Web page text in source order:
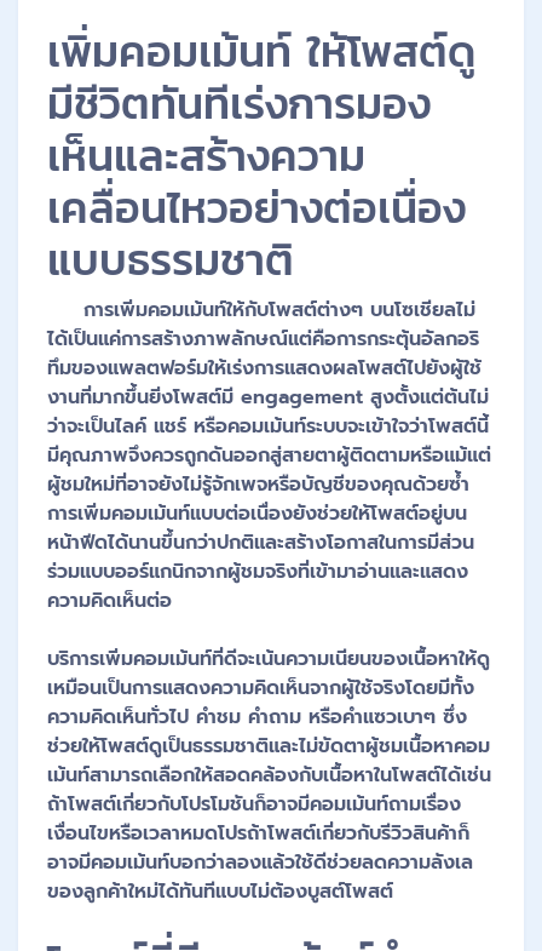
เพิ่มคอมเม้นท์ ให้โพสต์ดู
มีชีวิตทันทีเร่งการมอง
เห็นและสร้างความ
เคลื่อนไหวอย่างต่อเนื่อง
แบบธรรมชาติ
การเพิ่มคอมเม้นท์ให้กับโพสต์ต่างๆ บนโซเชียลไม่
ได้เป็นแค่การสร้างภาพลักษณ์แต่คือการกระตุ้นอัลกอริ
ทึมของแพลตฟอร์มให้เร่งการแสดงผลโพสต์ไปยังผู้ใช้
งานที่มากขึ้นยิ่งโพสต์มี engagement สูงตั้งแต่ต้นไม่
ว่าจะเป็นไลค์ แชร์ หรือคอมเม้นท์ระบบจะเข้าใจว่าโพสต์นี้
มีคุณภาพจึงควรถูกดันออกสู่สายตาผู้ติดตามหรือแม้แต่
ผู้ชมใหม่ที่อาจยังไม่รู้จักเพจหรือบัญชีของคุณด้วยซ้ำ
การเพิ่มคอมเม้นท์แบบต่อเนื่องยังช่วยให้โพสต์อยู่บน
หน้าฟีดได้นานขึ้นกว่าปกติและสร้างโอกาสในการมีส่วน
ร่วมแบบออร์แกนิกจากผู้ชมจริงที่เข้ามาอ่านและแสดง
ความคิดเห็นต่อ
บริการเพิ่มคอมเม้นท์ที่ดีจะเน้นความเนียนของเนื้อหาให้ดู
เหมือนเป็นการแสดงความคิดเห็นจากผู้ใช้จริงโดยมีทั้ง
ความคิดเห็นทั่วไป คำชม คำถาม หรือคำแซวเบาๆ ซึ่ง
ช่วยให้โพสต์ดูเป็นธรรมชาติและไม่ขัดตาผู้ชมเนื้อหาคอม
เม้นท์สามารถเลือกให้สอดคล้องกับเนื้อหาในโพสต์ได้เช่น
ถ้าโพสต์เกี่ยวกับโปรโมชันก็อาจมีคอมเม้นท์ถามเรื่อง
เงื่อนไขหรือเวลาหมดโปรถ้าโพสต์เกี่ยวกับรีวิวสินค้าก็
อาจมีคอมเม้นท์บอกว่าลองแล้วใช้ดีช่วยลดความลังเล
ของลูกค้าใหม่ได้ทันทีแบบไม่ต้องบูสต์โพสต์